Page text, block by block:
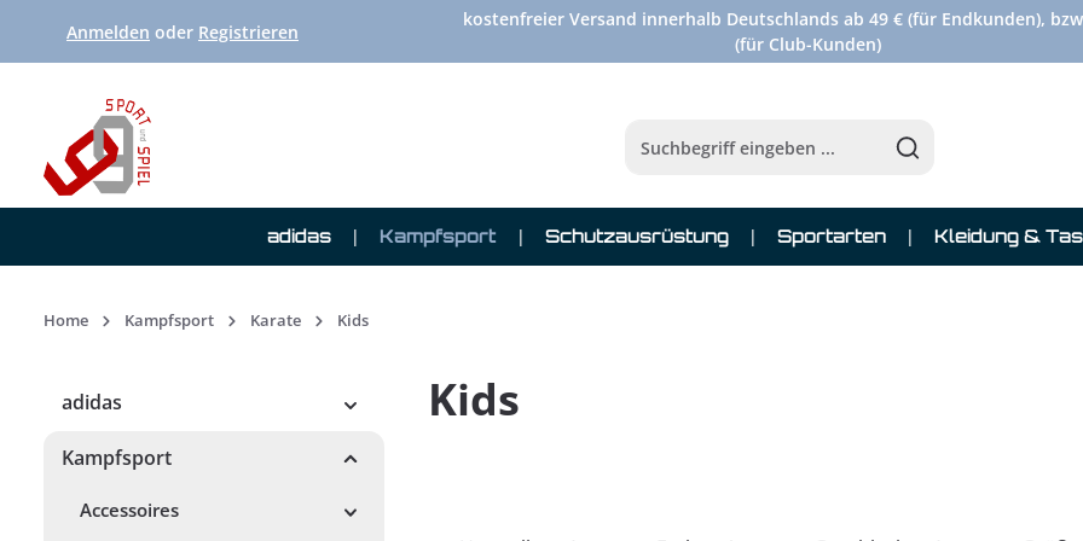
Hauptinhalt springen
Zur Suche springen
Zur Hauptnavigation springen
Anmelden oder Registrieren
kostenfreier Versand innerhalb Deutschlands ab 49 € (für Endkunden),
(für Club-Kunden)
adidas Kampfsport Schutzausrüstung Sportarten Kleidung &
Home Kampfsport Karate Kids
adidas
Kampfsport
Accessoires
Kids